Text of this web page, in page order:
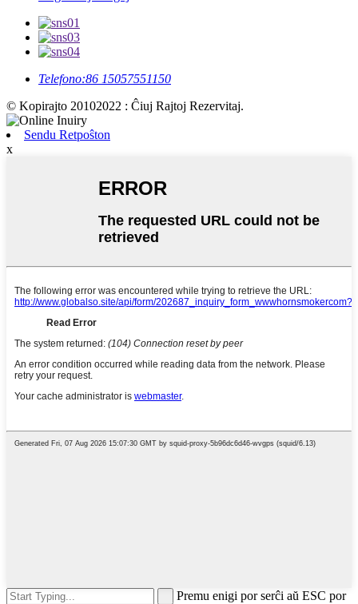
Telefono:86 15057551150
© Kopirajto 20102022 : Ĉiuj Rajtoj Rezervitaj.
Sendu Retpoŝton
x
Premu enigi por serĉi aŭ ESC por